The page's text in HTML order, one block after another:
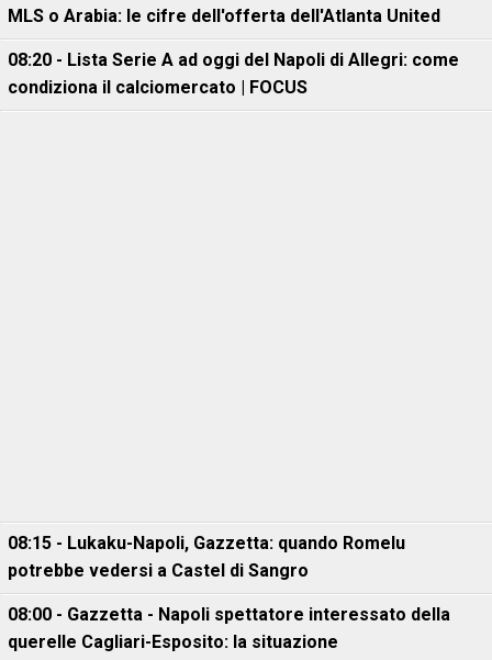
MLS o Arabia: le cifre dell'offerta dell'Atlanta United
08:20 - Lista Serie A ad oggi del Napoli di Allegri: come
condiziona il calciomercato | FOCUS
08:15 - Lukaku-Napoli, Gazzetta: quando Romelu
potrebbe vedersi a Castel di Sangro
08:00 - Gazzetta - Napoli spettatore interessato della
querelle Cagliari-Esposito: la situazione